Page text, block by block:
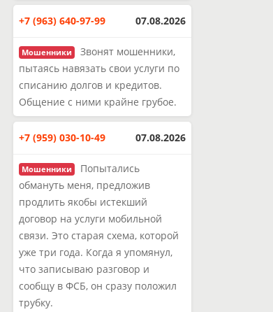
+7 (963) 640-97-99 07.08.2026
Мошенники
Звонят мошенники,
пытаясь навязать свои услуги по
списанию долгов и кредитов.
Общение с ними крайне грубое.
+7 (959) 030-10-49 07.08.2026
Мошенники
Попытались
обмануть меня, предложив
продлить якобы истекший
договор на услуги мобильной
связи. Это старая схема, которой
уже три года. Когда я упомянул,
что записываю разговор и
сообщу в ФСБ, он сразу положил
трубку.